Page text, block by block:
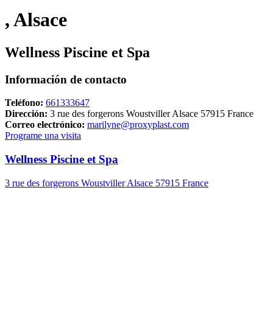
, Alsace
Wellness Piscine et Spa
Información de contacto
Teléfono: 661333647
Dirección: 3 rue des forgerons Woustviller Alsace 57915 France
Correo electrónico: marilyne@proxyplast.com
Programe una visita
Wellness Piscine et Spa
3 rue des forgerons Woustviller Alsace 57915 France